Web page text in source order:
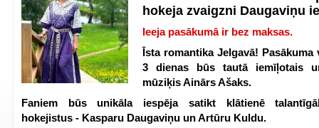
hokeja zvaigzni Daugaviņu
Ieeja pasākumā ir bez maksas.
Īsta romantika Jelgavā! Pasākuma
3 dienas būs tautā iemīļotais
mūziķis Ainārs Ašaks.
Faniem būs unikāla iespēja satikt klātienē
hokejistus - Kasparu Daugaviņu un Artūru Kuldu.